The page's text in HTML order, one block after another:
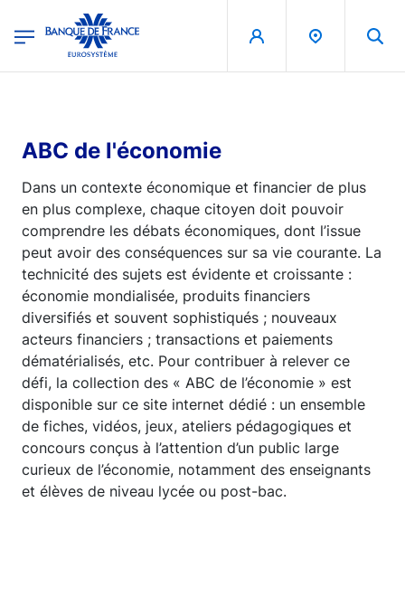
Banque de France - Menu Principal
ABC de l'économie
Dans un contexte économique et financier de plus
en plus complexe, chaque citoyen doit pouvoir
comprendre les débats économiques, dont l’issue
peut avoir des conséquences sur sa vie courante. La
technicité des sujets est évidente et croissante :
économie mondialisée, produits financiers
diversifiés et souvent sophistiqués ; nouveaux
acteurs financiers ; transactions et paiements
dématérialisés, etc. Pour contribuer à relever ce
défi, la collection des « ABC de l’économie » est
disponible sur ce site internet dédié : un ensemble
de fiches, vidéos, jeux, ateliers pédagogiques et
concours conçus à l’attention d’un public large
curieux de l’économie, notamment des enseignants
et élèves de niveau lycée ou post-bac.